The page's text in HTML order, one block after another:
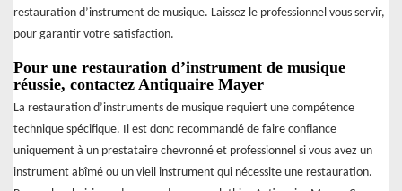
restauration d’instrument de musique. Laissez le professionnel vous servir,
pour garantir votre satisfaction.
Pour une restauration d’instrument de musique
réussie, contactez Antiquaire Mayer
La restauration d’instruments de musique requiert une compétence
technique spécifique. Il est donc recommandé de faire confiance
uniquement à un prestataire chevronné et professionnel si vous avez un
instrument abîmé ou un vieil instrument qui nécessite une restauration.